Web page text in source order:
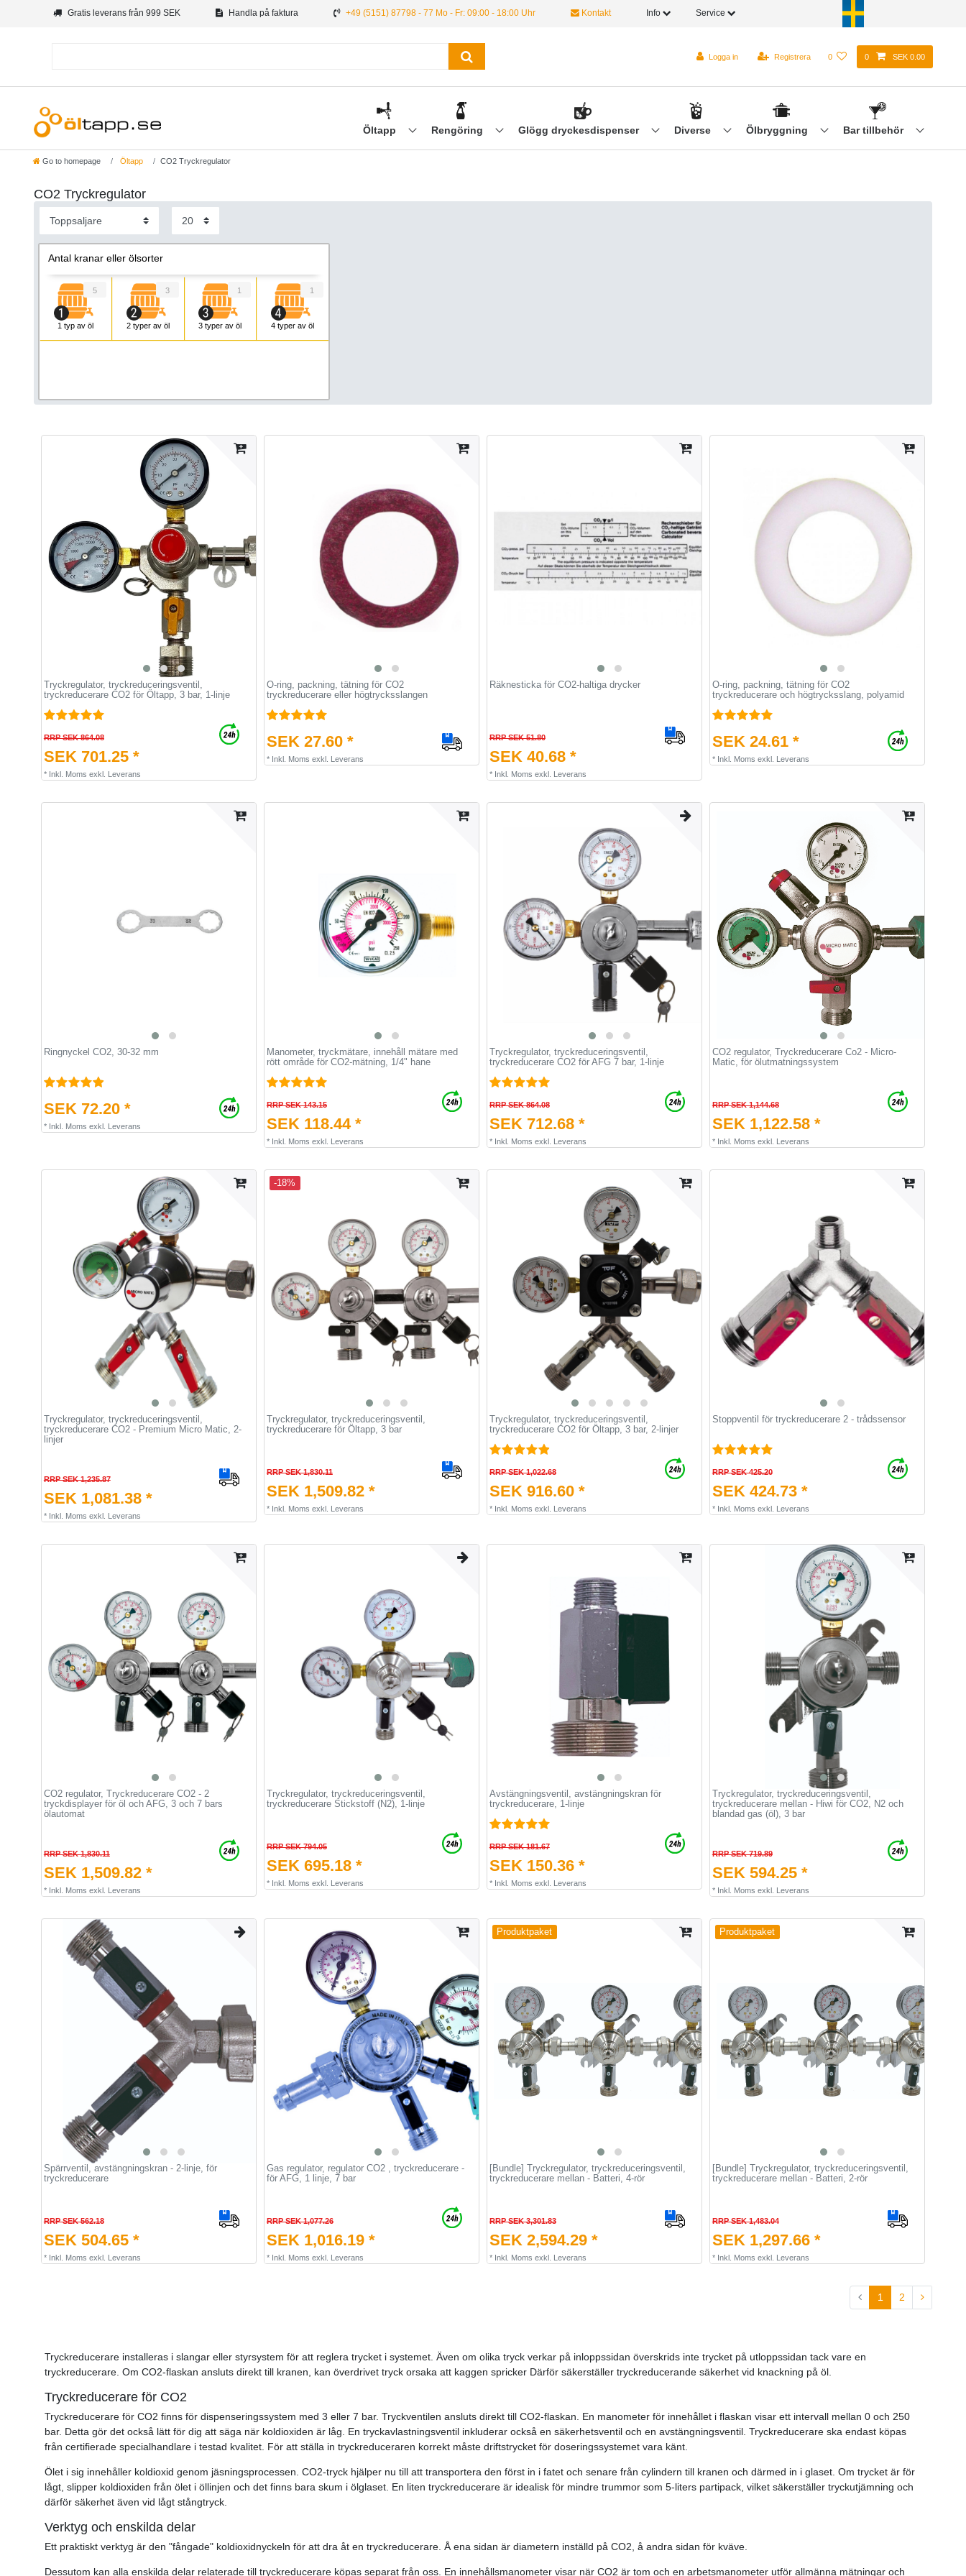
Gratis leverans från 999 SEK Handla på faktura +49 (5151) 87798 - 77 Mo - Fr: 09:00 - 18:00 Uhr Kontakt Info Service
Logga in Registrera 0 0 SEK 0.00
Öltapp Rengöring Glögg dryckesdispenser Diverse Ölbryggning Bar tillbehör
Go to homepage Öltapp CO2 Tryckregulator
CO2 Tryckregulator
Antal kranar eller ölsorter
1 typ av öl
5
2 typer av öl
3
3 typer av öl
1
4 typer av öl
1
Tryckregulator, tryckreduceringsventil,
tryckreducerare CO2 för Öltapp, 3 bar, 1-linje
RRP SEK 864.08
SEK 701.25 *
* Inkl. Moms exkl. Leverans
O-ring, packning, tätning för CO2
tryckreducerare eller högtrycksslangen
SEK 27.60 *
* Inkl. Moms exkl. Leverans
Räknesticka för CO2-haltiga drycker
RRP SEK 51.80
SEK 40.68 *
* Inkl. Moms exkl. Leverans
O-ring, packning, tätning för CO2
tryckreducerare och högtrycksslang, polyamid
SEK 24.61 *
* Inkl. Moms exkl. Leverans
Ringnyckel CO2, 30-32 mm
SEK 72.20 *
* Inkl. Moms exkl. Leverans
Manometer, tryckmätare, innehåll mätare med
rött område för CO2-mätning, 1/4" hane
RRP SEK 143.15
SEK 118.44 *
* Inkl. Moms exkl. Leverans
Tryckregulator, tryckreduceringsventil,
tryckreducerare CO2 för AFG 7 bar, 1-linje
RRP SEK 864.08
SEK 712.68 *
* Inkl. Moms exkl. Leverans
CO2 regulator, Tryckreducerare Co2 - Micro-
Matic, för ölutmatningssystem
RRP SEK 1,144.68
SEK 1,122.58 *
* Inkl. Moms exkl. Leverans
Tryckregulator, tryckreduceringsventil,
tryckreducerare CO2 - Premium Micro Matic, 2-
linjer
RRP SEK 1,235.87
SEK 1,081.38 *
* Inkl. Moms exkl. Leverans
-18%
Tryckregulator, tryckreduceringsventil,
tryckreducerare för Öltapp, 3 bar
RRP SEK 1,830.11
SEK 1,509.82 *
* Inkl. Moms exkl. Leverans
Tryckregulator, tryckreduceringsventil,
tryckreducerare CO2 för Öltapp, 3 bar, 2-linjer
RRP SEK 1,022.68
SEK 916.60 *
* Inkl. Moms exkl. Leverans
Stoppventil för tryckreducerare 2 - trådssensor
RRP SEK 425.20
SEK 424.73 *
* Inkl. Moms exkl. Leverans
CО2 regulator, Tryckreducerare CО2 - 2
tryckdisplayer för öl och AFG, 3 och 7 bars
ölautomat
RRP SEK 1,830.11
SEK 1,509.82 *
* Inkl. Moms exkl. Leverans
Tryckregulator, tryckreduceringsventil,
tryckreducerare Stickstoff (N2), 1-linje
RRP SEK 794.05
SEK 695.18 *
* Inkl. Moms exkl. Leverans
Avstängningsventil, avstängningskran för
tryckreducerare, 1-linje
RRP SEK 181.67
SEK 150.36 *
* Inkl. Moms exkl. Leverans
Tryckregulator, tryckreduceringsventil,
tryckreducerare mellan - Hiwi för CO2, N2 och
blandad gas (öl), 3 bar
RRP SEK 719.89
SEK 594.25 *
* Inkl. Moms exkl. Leverans
Spärrventil, avstängningskran - 2-linje, för
tryckreducerare
RRP SEK 562.18
SEK 504.65 *
* Inkl. Moms exkl. Leverans
Gas regulator, regulator CO2 , tryckreducerare -
för AFG, 1 linje, 7 bar
RRP SEK 1,077.26
SEK 1,016.19 *
* Inkl. Moms exkl. Leverans
Produktpaket
[Bundle] Tryckregulator, tryckreduceringsventil,
tryckreducerare mellan - Batteri, 4-rör
RRP SEK 3,301.83
SEK 2,594.29 *
* Inkl. Moms exkl. Leverans
Produktpaket
[Bundle] Tryckregulator, tryckreduceringsventil,
tryckreducerare mellan - Batteri, 2-rör
RRP SEK 1,483.04
SEK 1,297.66 *
* Inkl. Moms exkl. Leverans
1 2
Tryckreducerare installeras i slangar eller styrsystem för att reglera trycket i systemet. Även om olika tryck verkar på inloppssidan överskrids inte trycket på utloppssidan tack vare en
tryckreducerare. Om CO2-flaskan ansluts direkt till kranen, kan överdrivet tryck orsaka att kaggen spricker Därför säkerställer tryckreducerande säkerhet vid knackning på öl.
Tryckreducerare för CO2
Tryckreducerare för CO2 finns för dispenseringssystem med 3 eller 7 bar. Tryckventilen ansluts direkt till CO2-flaskan. En manometer för innehållet i flaskan visar ett intervall mellan 0 och 250
bar. Detta gör det också lätt för dig att säga när koldioxiden är låg. En tryckavlastningsventil inkluderar också en säkerhetsventil och en avstängningsventil. Tryckreducerare ska endast köpas
från certifierade specialhandlare i testad kvalitet. För att ställa in tryckreduceraren korrekt måste driftstrycket för doseringssystemet vara känt.
Ölet i sig innehåller koldioxid genom jäsningsprocessen. CO2-tryck hjälper nu till att transportera den först in i fatet och senare från cylindern till kranen och därmed in i glaset. Om trycket är för
lågt, slipper koldioxiden från ölet i öllinjen och det finns bara skum i ölglaset. En liten tryckreducerare är idealisk för mindre trummor som 5-liters partipack, vilket säkerställer tryckutjämning och
därför säkerhet även vid lågt stångtryck.
Verktyg och enskilda delar
Ett praktiskt verktyg är den "fångade" koldioxidnyckeln för att dra åt en tryckreducerare. Å ena sidan är diametern inställd på CO2, å andra sidan för kväve.
Dessutom kan alla enskilda delar relaterade till tryckreducerare köpas separat från oss. En innehållsmanometer visar när CO2 är tom och en arbetsmanometer utför allmänna mätningar och